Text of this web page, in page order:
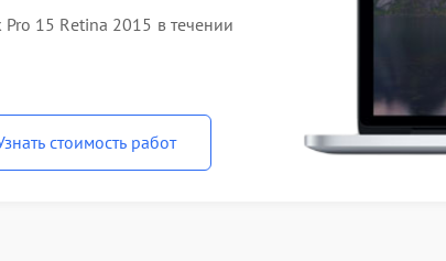
15 Retina 2015 в течении
стоимость работ